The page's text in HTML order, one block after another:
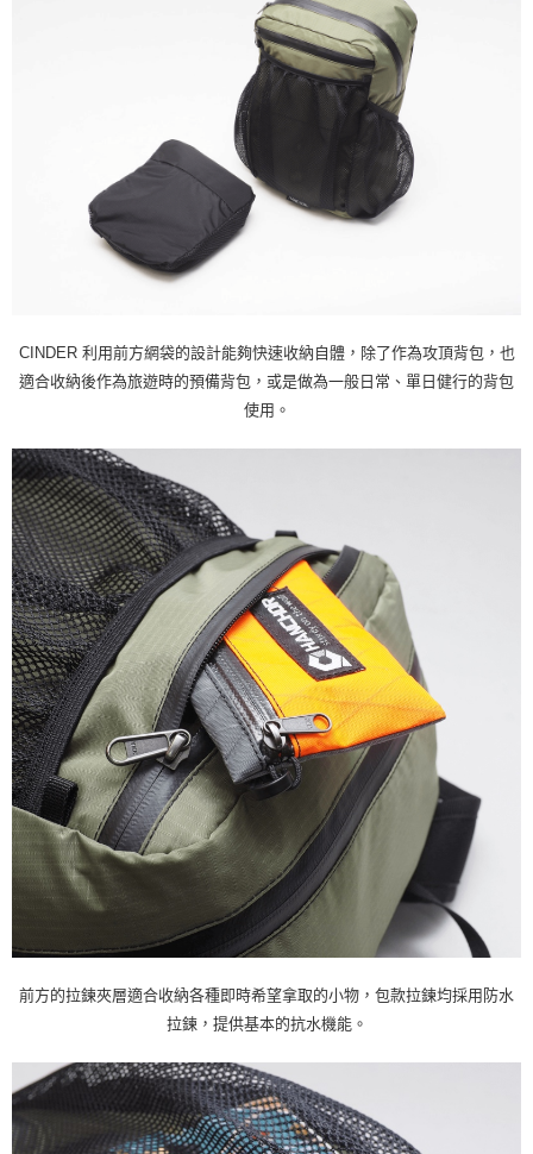
CINDER 利用前方網袋的設計能夠快速收納自體，除了作為攻頂背包，也
適合收納後作為旅遊時的預備背包，或是做為一般日常、單日健行的背包
使用。
前方的拉鍊夾層適合收納各種即時希望拿取的小物，包款拉鍊均採用防水
拉鍊，提供基本的抗水機能。